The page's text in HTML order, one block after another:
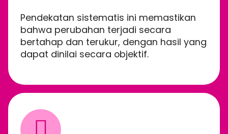
Pendekatan sistematis ini memastikan
bahwa perubahan terjadi secara
bertahap dan terukur, dengan hasil yang
dapat dinilai secara objektif.